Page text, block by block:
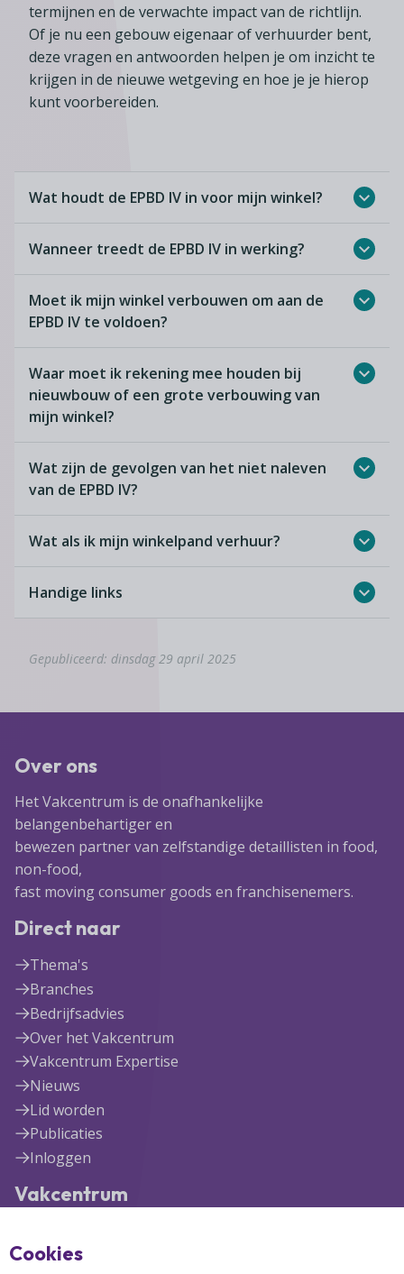
termijnen en de verwachte impact van de richtlijn.
Of je nu een gebouw eigenaar of verhuurder bent,
deze vragen en antwoorden helpen je om inzicht te
krijgen in de nieuwe wetgeving en hoe je je hierop
kunt voorbereiden.
Wat houdt de EPBD IV in voor mijn winkel?
Wanneer treedt de EPBD IV in werking?
Moet ik mijn winkel verbouwen om aan de
EPBD IV te voldoen?
Waar moet ik rekening mee houden bij
nieuwbouw of een grote verbouwing van
mijn winkel?
Wat zijn de gevolgen van het niet naleven
van de EPBD IV?
Wat als ik mijn winkelpand verhuur?
Handige links
Gepubliceerd: dinsdag 29 april 2025
Over ons
Het Vakcentrum is de onafhankelijke
belangenbehartiger en
bewezen partner van zelfstandige detaillisten in food,
non-food,
fast moving consumer goods en franchisenemers.
Direct naar
Thema's
Branches
Bedrijfsadvies
Over het Vakcentrum
Vakcentrum Expertise
Nieuws
Lid worden
Publicaties
Inloggen
Vakcentrum
3447 GR Woerden
Cookies